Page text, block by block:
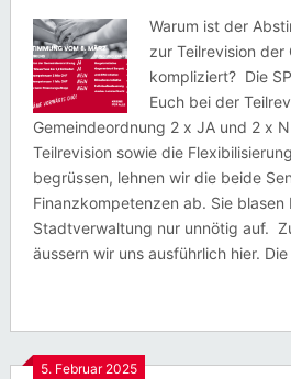
Warum ist der
zur Teilrevision der
kompliziert? Die
Euch bei der
Gemeindeordnung 2 x JA und 2 x
Teilrevision sowie die
begrüssen, lehnen wir die beide
Finanzkompetenzen ab. Sie blasen
Stadtverwaltung nur unnötig auf.
äussern wir uns ausführlich hier. Die
5. Februar 2025